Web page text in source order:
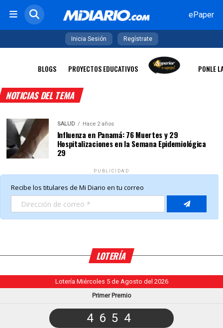
ePaper
Inicia Sesión Regístrate
BLOGS PROYECTOS EDUCATIVOS PONLE
NOTICIAS DEL TEMA
SALUD Hace 2 años
Influenza en Panamá: 76 Muertes y 29
Hospitalizaciones en la Semana Epidemiológica
29
PUBLICIDAD
LOTERÍA
Lotería Miércoles 5 de Agosto del 2026
Primer Premio
4654